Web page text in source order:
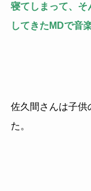
寝てしまって、そ
してきたMDで音
佐久間さんは子供
た。